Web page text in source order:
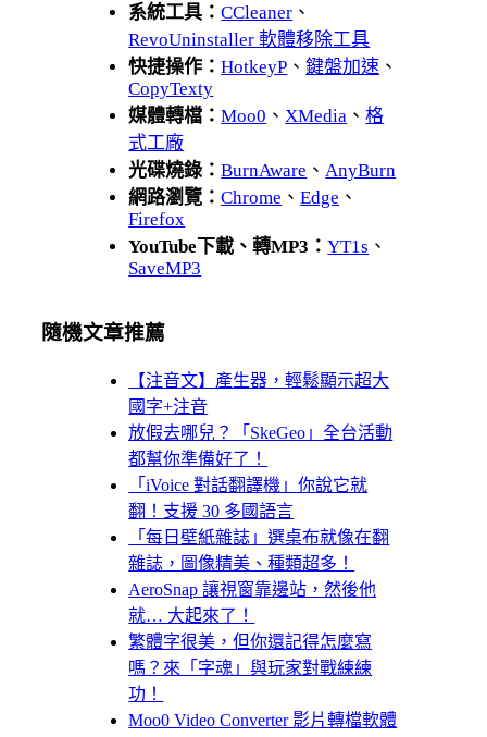
系統工具：CCleaner 、
RevoUninstaller 軟體移除工具
快捷操作：HotkeyP 、鍵盤加速 、
CopyTexty
媒體轉檔：Moo0 、 XMedia 、格
式工廠
光碟燒錄：BurnAware 、 AnyBurn
網路瀏覽：Chrome 、Edge 、
Firefox
YouTube下載、轉MP3：YT1s 、
SaveMP3
隨機文章推薦
【注音文】產生器，輕鬆顯示超大
國字+注音
放假去哪兒？「SkeGeo」全台活動
都幫你準備好了！
「iVoice 對話翻譯機」你說它就
翻！支援 30 多國語言
「每日壁紙雜誌」選桌布就像在翻
雜誌，圖像精美、種類超多！
AeroSnap 讓視窗靠邊站，然後他
就… 大起來了！
繁體字很美，但你還記得怎麼寫
嗎？來「字魂」與玩家對戰練練
功！
Moo0 Video Converter 影片轉檔軟體